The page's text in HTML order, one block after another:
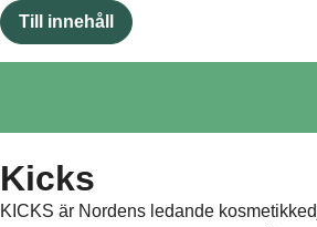
Till innehåll
Kicks
KICKS är Nordens ledande